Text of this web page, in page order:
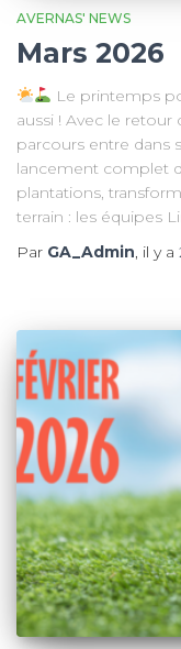
AVERNAS' NEWS
Mars 2026
Le printemps
aussi ! Avec le retour
parcours entre dans
lancement complet
plantations,
terrain : les équipes
Par GA_Admin, il y a